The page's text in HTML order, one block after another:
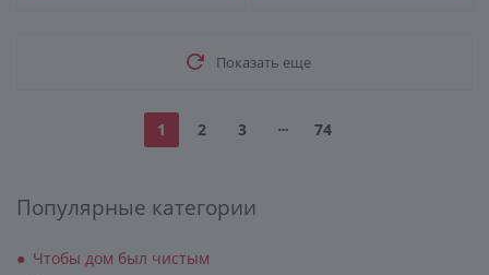
Показать еще
1 2 3 74
Популярные категории
Чтобы дом был чистым